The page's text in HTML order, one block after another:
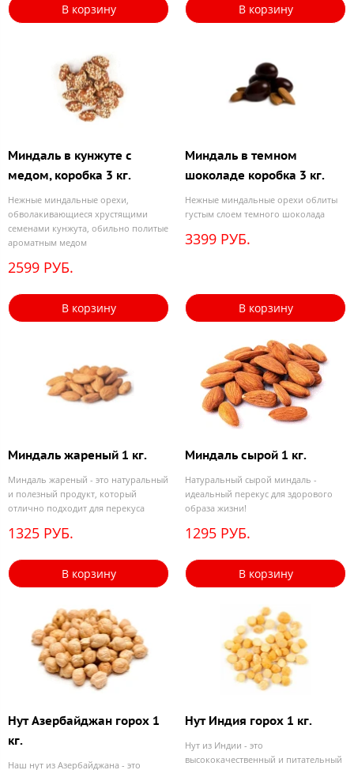
В корзину В корзину
Миндаль в кунжуте с
медом, коробка 3 кг.
Нежные миндальные орехи,
обволакивающиеся хрустящими
семенами кунжута, обильно политые
ароматным медом
2599 РУБ.
В корзину
Миндаль в темном
шоколаде коробка 3 кг.
Нежные миндальные орехи облиты
густым слоем темного шоколада
3399 РУБ.
В корзину
Миндаль жареный 1 кг.
Миндаль жареный - это натуральный
и полезный продукт, который
отлично подходит для перекуса
1325 РУБ.
В корзину
Миндаль сырой 1 кг.
Натуральный сырой миндаль -
идеальный перекус для здорового
образа жизни!
1295 РУБ.
В корзину
Нут Азербайджан горох 1
кг.
Наш нут из Азербайджана - это
Нут Индия горох 1 кг.
Нут из Индии - это
высококачественный и питательный